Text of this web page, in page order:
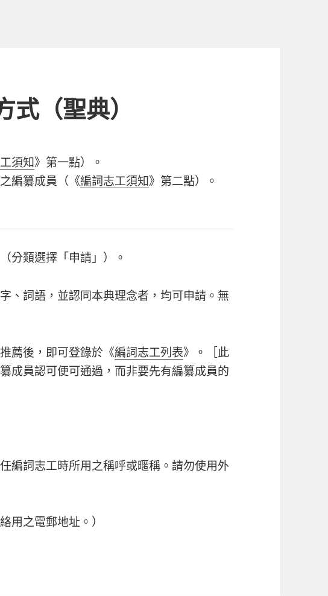
式（聖典）
須知》第一點）。
編纂成員（《編詞志工須知》第二點）。
分類選擇「申請」）。
、詞語，並認同本典理念者，均可申請。無
薦後，即可登錄於《編詞志工列表》。［此
成員認可便可通過，而非要先有編纂成員的
編詞志工時所用之稱呼或暱稱。請勿使用外
用之電郵地址。）